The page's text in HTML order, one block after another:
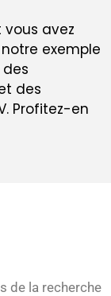
vous avez
notre exemple
des
Profitez-en
de la recherche